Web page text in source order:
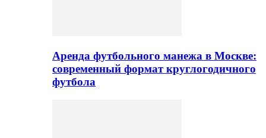
Аренда футбольного манежа в Москве:
современный формат круглогодичного
футбола